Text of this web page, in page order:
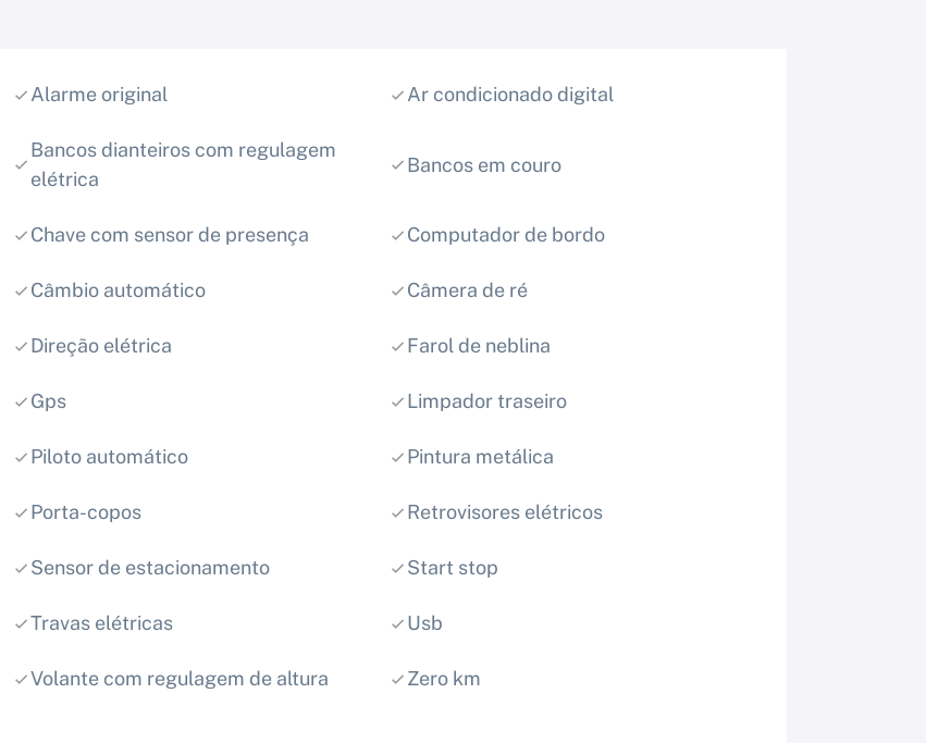
Alarme original Ar condicionado digital
Bancos dianteiros com regulagem
elétrica
Bancos em couro
Chave com sensor de presença Computador de bordo
Câmbio automático Câmera de ré
Direção elétrica Farol de neblina
Gps Limpador traseiro
Piloto automático Pintura metálica
Porta-copos Retrovisores elétricos
Sensor de estacionamento Start stop
Travas elétricas Usb
Volante com regulagem de altura Zero km